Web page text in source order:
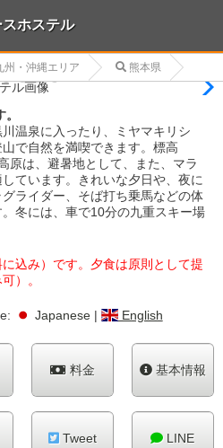
ホステル
州・沖縄エリア 熊本県
温泉に入ったり、ミヤマキリシ
で自然を満喫できます。標高
原は、避暑地として、また、マラ
ています。きれいな夕日や、夜に
ライダー、そば打ち乗馬などの体
冬には、車で10分の九重スキー場
込み）です。夕食は原則として提
）。
Japanese | English
料金 基本情報
Tweet LINE